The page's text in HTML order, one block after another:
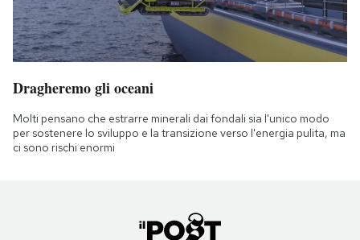
Dragheremo gli oceani
Molti pensano che estrarre minerali dai fondali sia l'unico modo
per sostenere lo sviluppo e la transizione verso l'energia pulita, ma
ci sono rischi enormi